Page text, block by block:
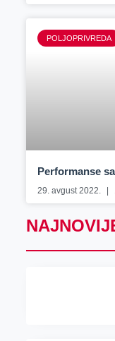
POLJOPRIVREDA
Performanse
29. avgust 2022.